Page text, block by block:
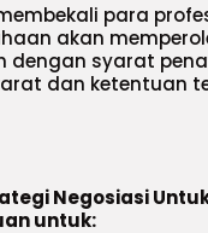
para
akan
dengan syarat
dan ketentuan
Negosiasi
untuk: